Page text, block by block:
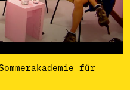
für